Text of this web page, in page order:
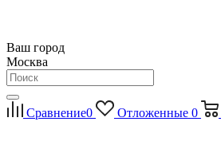
Ваш город
Москва
Сравнение0 Отложенные 0